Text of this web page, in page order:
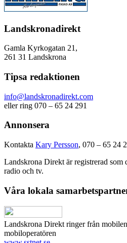
Landskronadirekt
Gamla Kyrkogatan 21,
261 31 Landskrona
Tipsa redaktionen
info@landskronadirekt.com
eller ring 070 – 65 24 291
Annonsera
Kontakta Kary Persson, 070 – 65 24
Landskrona Direkt är registrerad som
radio och tv.
Våra lokala
Landskrona Direkt ringer från
mobiloperatören